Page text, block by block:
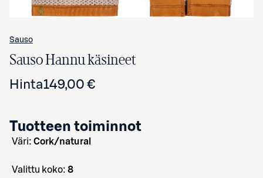
Sauso
Sauso Hannu käsineet
Hinta149,00 €
Tuotteen toiminnot
väri: Cork/natural
Valittu koko: 8